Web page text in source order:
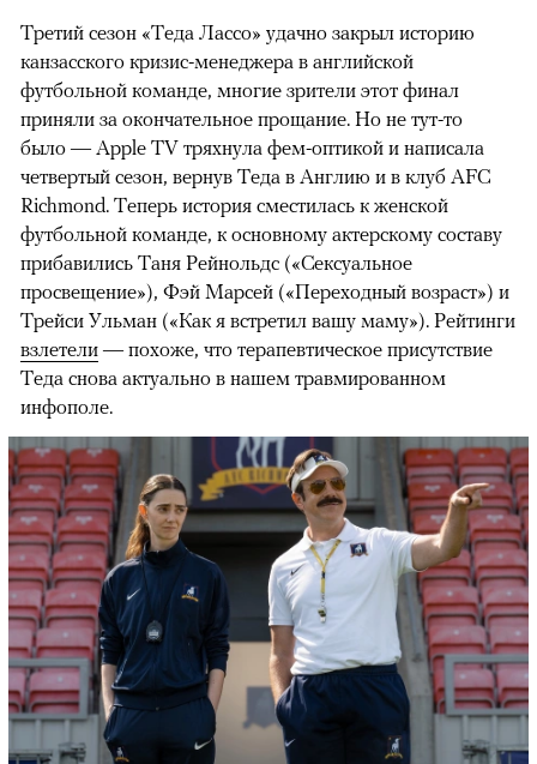
00:00 / 00:00
Третий сезон «Теда Лассо» удачно закрыл историю
канзасского кризис-менеджера в английской
футбольной команде, многие зрители этот финал
приняли за окончательное прощание. Но не тут-то
было — Apple TV тряхнула фем-оптикой и написала
четвертый сезон, вернув Теда в Англию и в клуб AFC
Richmond. Теперь история сместилась к женской
футбольной команде, к основному актерскому составу
прибавились Таня Рейнольдс («Сексуальное
просвещение»), Фэй Марсей («Переходный возраст») и
Трейси Ульман («Как я встретил вашу маму»). Рейтинги
взлетели — похоже, что терапевтическое присутствие
Теда снова актуально в нашем травмированном
инфополе.